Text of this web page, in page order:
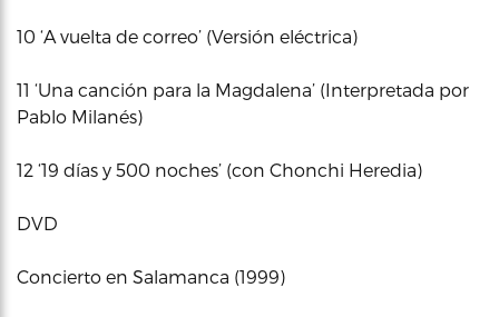
10 ‘A vuelta de correo’ (Versión eléctrica)
11 ‘Una canción para la Magdalena’ (Interpretada por
Pablo Milanés)
12 ‘19 días y 500 noches’ (con Chonchi Heredia)
DVD
Concierto en Salamanca (1999)